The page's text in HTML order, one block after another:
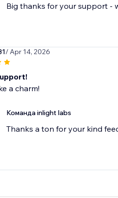
Big thanks for your support -
/ Apr 14, 2026
a charm!
Команда inlight labs
Thanks a ton for your kind